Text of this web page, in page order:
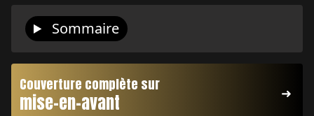
Sommaire
Couverture complète sur
mise-en-avant